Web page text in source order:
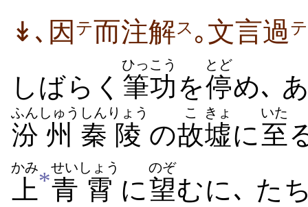
↡､因 テ而注解ス ｡文言過 テ
しばらく 筆功
ひっこう
を停
とど
め､
汾
ふん
州
しゅう
秦
しん
陵
りょう
の故
こ
墟
きょ
に至
いた
上
かみ
*青
せい
霄
しょう
に望
のぞ
むに､ た